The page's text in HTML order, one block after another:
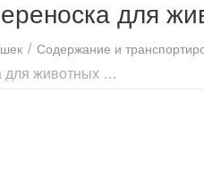
для
/ Содержание и
HOMEPET Переноска для животных розовая 48*32*32 см 3526272, 75220